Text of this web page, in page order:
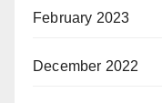
February 2023
December 2022